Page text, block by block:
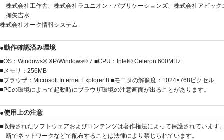
株式会社工作舎、株式会社ラユニオン・パブリケーションズ、株式会社アピッ
掬矢吉水
株式会社オーク情報システム
動作確認済み環境
■OS：Windows® XP/Windows® 7 ■CPU：Intel® Celeron 600MHz
■メモリ：256MB
■ブラウザ：Microsoft Internet Explorer 8 ■モニタの解像度：1024×768ピクセル
■PCの環境によって起動時にブラウザ環境の注意画面が出ることがあります。
使用上の注意
■収録されたソフトウェアおよびコンテンツは著作権法によって保護されています
断でネットワークなどで配布することは法律により禁じられています。